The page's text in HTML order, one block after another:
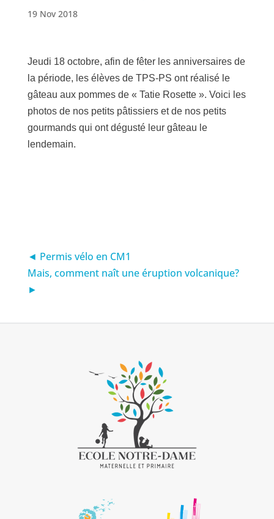
19 Nov 2018
Jeudi 18 octobre, afin de fêter les anniversaires de
la période, les élèves de TPS-PS ont réalisé le
gâteau aux pommes de « Tatie Rosette ». Voici les
photos de nos petits pâtissiers et de nos petits
gourmands qui ont dégusté leur gâteau le
lendemain.
◄ Permis vélo en CM1
Mais, comment naît une éruption volcanique?
►